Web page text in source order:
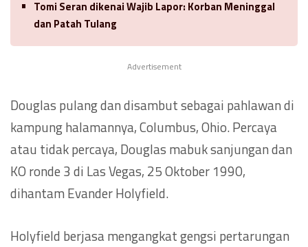
Tomi Seran dikenai Wajib Lapor: Korban Meninggal
dan Patah Tulang
Advertisement
Douglas pulang dan disambut sebagai pahlawan di
kampung halamannya, Columbus, Ohio. Percaya
atau tidak percaya, Douglas mabuk sanjungan dan
KO ronde 3 di Las Vegas, 25 Oktober 1990,
dihantam Evander Holyfield.
Holyfield berjasa mengangkat gengsi pertarungan